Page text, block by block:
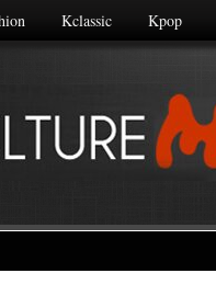
Kclassic Kpop